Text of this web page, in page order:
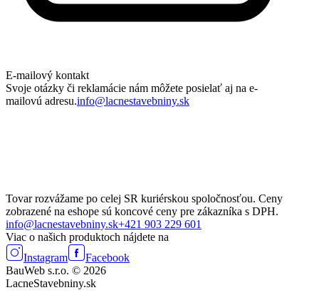
E-mailový kontakt
Svoje otázky či reklamácie nám môžete posielať aj na e-
mailovú adresu.info@lacnestavebniny.sk
Tovar rozvážame po celej SR kuriérskou spoločnosťou. Ceny
zobrazené na eshope sú koncové ceny pre zákazníka s DPH.
info@lacnestavebniny.sk+421 903 229 601
Viac o našich produktoch nájdete na
Instagram
Facebook
BauWeb s.r.o. © 2026
LacneStavebniny.sk